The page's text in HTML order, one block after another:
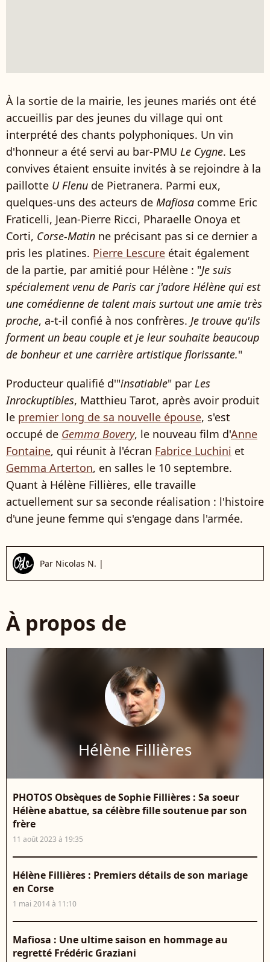
À la sortie de la mairie, les jeunes mariés ont été
accueillis par des jeunes du village qui ont
interprété des chants polyphoniques. Un vin
d'honneur a été servi au bar-PMU Le Cygne. Les
convives étaient ensuite invités à se rejoindre à la
paillotte U Flenu de Pietranera. Parmi eux,
quelques-uns des acteurs de Mafiosa comme Eric
Fraticelli, Jean-Pierre Ricci, Pharaelle Onoya et
Corti, Corse-Matin ne précisant pas si ce dernier a
pris les platines. Pierre Lescure était également
de la partie, par amitié pour Hélène : "Je suis
spécialement venu de Paris car j'adore Hélène qui est
une comédienne de talent mais surtout une amie très
proche, a-t-il confié à nos confrères. Je trouve qu'ils
forment un beau couple et je leur souhaite beaucoup
de bonheur et une carrière artistique florissante."
Producteur qualifié d'"insatiable" par Les
Inrockuptibles, Matthieu Tarot, après avoir produit
le premier long de sa nouvelle épouse, s'est
occupé de Gemma Bovery, le nouveau film d'Anne
Fontaine, qui réunit à l'écran Fabrice Luchini et
Gemma Arterton, en salles le 10 septembre.
Quant à Hélène Fillières, elle travaille
actuellement sur sa seconde réalisation : l'histoire
d'une jeune femme qui s'engage dans l'armée.
Par Nicolas N. |
À propos de
Hélène Fillières
PHOTOS Obsèques de Sophie Fillières : Sa soeur
Hélène abattue, sa célèbre fille soutenue par son
frère
11 août 2023 à 19:35
Hélène Fillières : Premiers détails de son mariage
en Corse
1 mai 2014 à 11:10
Mafiosa : Une ultime saison en hommage au
regretté Frédéric Graziani